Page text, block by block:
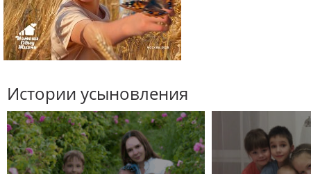
Истории усыновления